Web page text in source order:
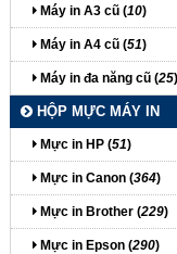
Máy in A3 cũ (10)
Máy in A4 cũ (51)
Máy in đa năng cũ (25)
HỘP MỰC MÁY IN
Mực in HP (51)
Mực in Canon (364)
Mực in Brother (229)
Mực in Epson (290)